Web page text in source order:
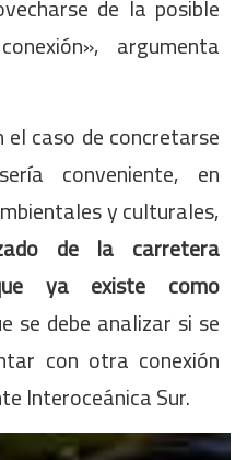
de la posible
argumenta
caso de concretarse
conveniente, en
y culturales,
de la carretera
ya existe como
se debe analizar si se
con otra conexión
Interoceánica Sur.